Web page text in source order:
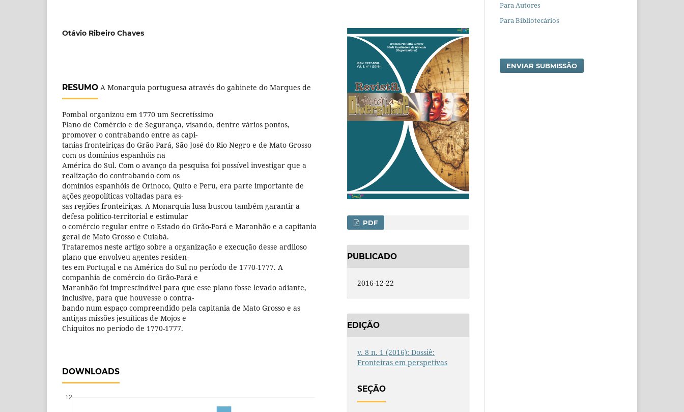
Otávio Ribeiro Chaves
RESUMO A Monarquia portuguesa através do gabinete do Marques de
Pombal organizou em 1770 um Secretíssimo
Plano de Comércio e de Segurança, visando, dentre vários pontos,
promover o contrabando entre as capi-
tanias fronteiriças do Grão Pará, São José do Rio Negro e de Mato Grosso
com os domínios espanhóis na
América do Sul. Com o avanço da pesquisa foi possível investigar que a
realização do contrabando com os
domínios espanhóis de Orinoco, Quito e Peru, era parte importante de
ações geopolíticas voltadas para es-
sas regiões fronteiriças. A Monarquia lusa buscou também garantir a
defesa político-territorial e estimular
o comércio regular entre o Estado do Grão-Pará e Maranhão e a capitania
geral de Mato Grosso e Cuiabá.
Trataremos neste artigo sobre a organização e execução desse ardiloso
plano que envolveu agentes residen-
tes em Portugal e na América do Sul no período de 1770-1777. A
companhia de comércio do Grão-Pará e
Maranhão foi imprescindível para que esse plano fosse levado adiante,
inclusive, para que houvesse o contra-
bando num espaço compreendido pela capitania de Mato Grosso e as
antigas missões jesuíticas de Mojos e
Chiquitos no período de 1770-1777.
DOWNLOADS
PDF
PUBLICADO
2016-12-22
EDIÇÃO
v. 8 n. 1 (2016): Dossiê:
Fronteiras em perspetivas
SEÇÃO
Para Autores
Para Bibliotecários
ENVIAR SUBMISSÃO